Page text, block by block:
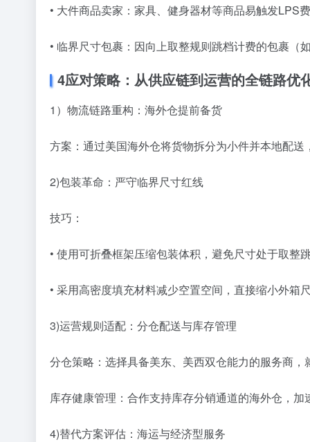
• 大件商品卖家：家具、健身器材等商品易触发LPS
• 临界尺寸包裹：因向上取整规则跳档计费的包裹
4应对策略：从供应链到运营的全链路优
1）物流链路重构：海外仓提前备货
方案：通过美国海外仓将货物拆分为小件并本地配
2)包装革命：严守临界尺寸红线
技巧：
• 使用可折叠框架压缩包装体积，避免尺寸处于取整
• 采用高密度填充材料减少空置空间，直接缩小外箱
3)运营规则适配：分仓配送与库存管理
分仓策略：选择具备美东、美西双仓能力的服务商
库存健康管理：合作支持库存分销通道的海外仓，
4)替代方案评估：海运与经济型服务